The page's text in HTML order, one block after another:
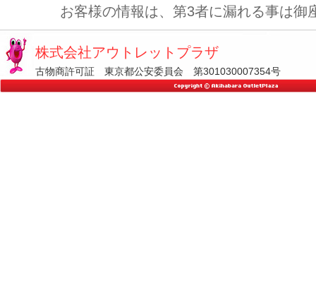
お客様の情報は、第3者に漏れる事は御
株式会社アウトレットプラザ
古物商許可証 東京都公安委員会 第301030007354号